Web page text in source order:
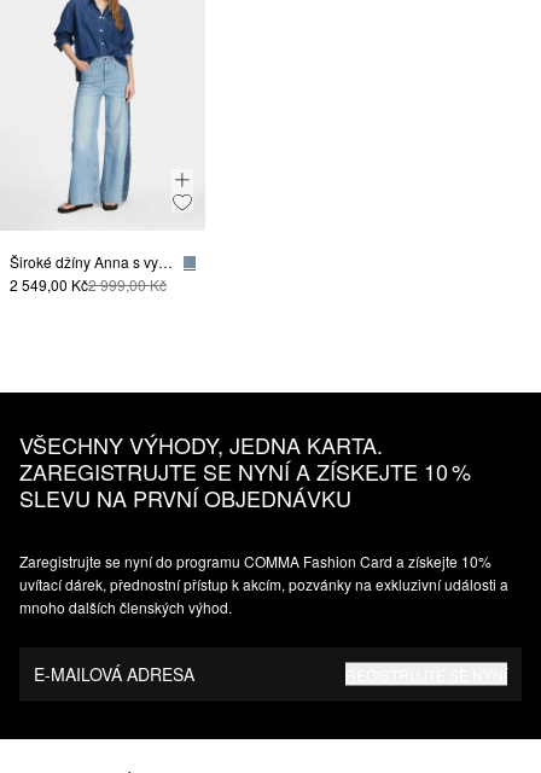
Široké džíny Anna s vysokým pasem a kontrastními pruhy
2 549,00 Kč2 999,00 Kč
VŠECHNY VÝHODY, JEDNA KARTA.
ZAREGISTRUJTE SE NYNÍ A ZÍSKEJTE 10 %
SLEVU NA PRVNÍ OBJEDNÁVKU
Zaregistrujte se nyní do programu COMMA Fashion Card a získejte 10%
uvítací dárek, přednostní přístup k akcím, pozvánky na exkluzivní události a
mnoho dalších členských výhod.
E-MAILOVÁ ADRESA